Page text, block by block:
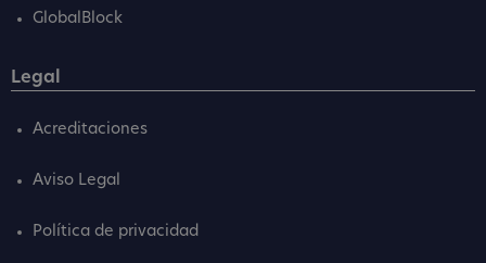
GlobalBlock
Legal
Acreditaciones
Aviso Legal
Política de privacidad